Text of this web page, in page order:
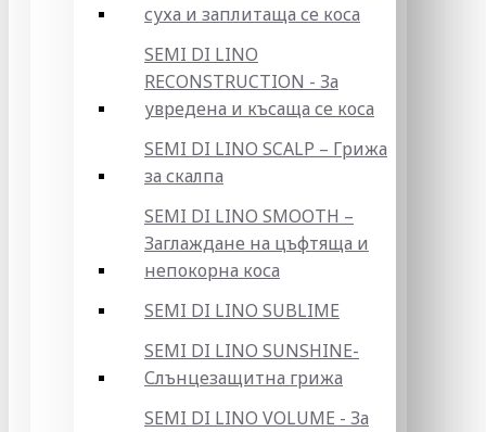
суха и заплитаща се коса
SEMI DI LINO
RECONSTRUCTION - За
увредена и късаща се коса
SEMI DI LINO SCALP – Грижа
за скалпа
SEMI DI LINO SMOOTH –
Заглаждане на цъфтяща и
непокорна коса
SEMI DI LINO SUBLIME
SEMI DI LINO SUNSHINE-
Слънцезащитна грижа
SEMI DI LINO VOLUME - За